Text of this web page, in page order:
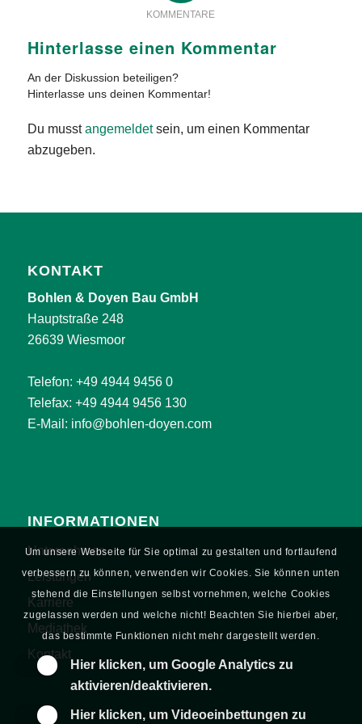
KOMMENTARE
Hinterlasse einen Kommentar
An der Diskussion beteiligen?
Hinterlasse uns deinen Kommentar!
Du musstangemeldetsein, um einen Kommentar
abzugeben.
KONTAKT
Bohlen & Doyen Bau GmbH
Hauptstraße 248
26639 Wiesmoor
Telefon: +49 4944 9456 0
Telefax: +49 4944 9456 130
E-Mail: info@bohlen-doyen.com
INFORMATIONEN
Unternehmen
Leistungen
Karriere
Mediathek
Kontakt
Um unsere Webseite für Sie optimal zu gestalten und fortlaufend
verbessern zu können, verwenden wir Cookies. Sie können unten
stehend die Einstellungen selbst vornehmen, welche Cookies
zugelassen werden und welche nicht! Beachten Sie hierbei aber,
das bestimmte Funktionen nicht mehr dargestellt werden.
Hier klicken, um Google Analytics zu
aktivieren/deaktivieren.
Hier klicken, um Videoeinbettungen zu